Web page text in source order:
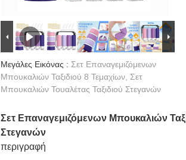
Μεγάλες Εικόνας : Σετ Επαναγεμιζόμενων
Μπουκαλιών Ταξιδιού 8 Τεμαχίων, Σετ
Μπουκαλιών Τουαλέτας Ταξιδιού Στεγανών
Σετ Επαναγεμιζόμενων Μπουκαλιών
Στεγανών
περιγραφή